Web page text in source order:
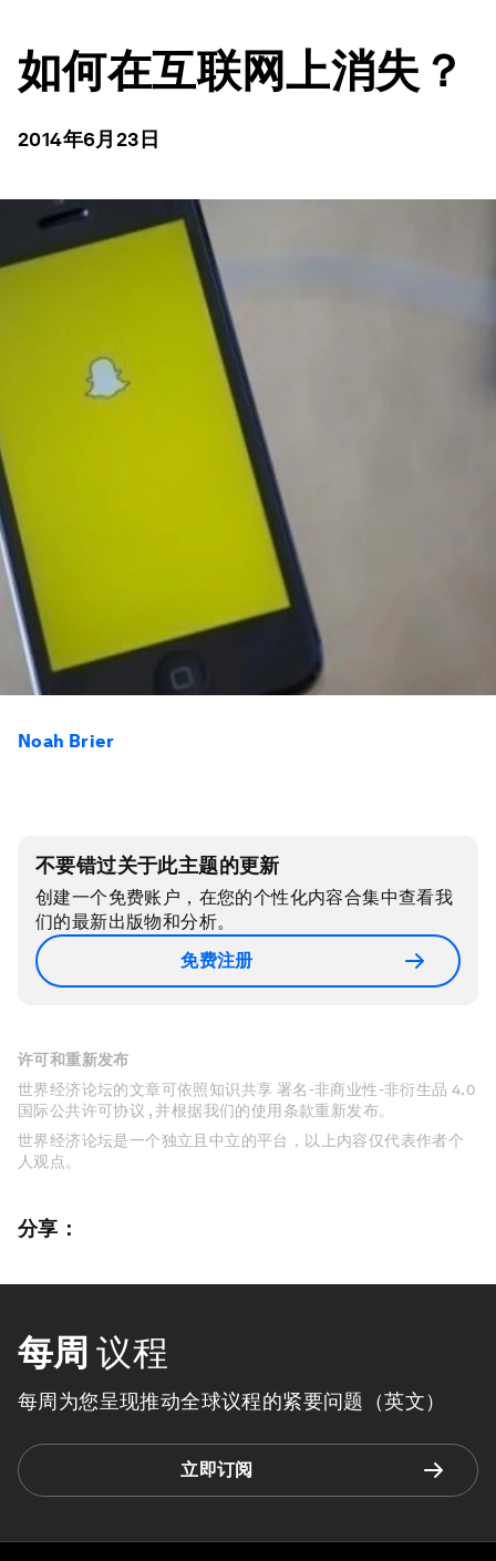
如何在互联网上消失？
2014年6月23日
Noah Brier
不要错过关于此主题的更新
创建一个免费账户，在您的个性化内容合集中查看我
们的最新出版物和分析。
免费注册
许可和重新发布
世界经济论坛的文章可依照知识共享 署名-非商业性-非衍生品 4.0
国际公共许可协议 , 并根据我们的使用条款重新发布。
世界经济论坛是一个独立且中立的平台，以上内容仅代表作者个
人观点。
分享：
每周 议程
每周为您呈现推动全球议程的紧要问题（英文）
立即订阅